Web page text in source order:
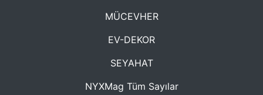
MÜCEVHER
EV-DEKOR
SEYAHAT
NYXMag Tüm Sayılar